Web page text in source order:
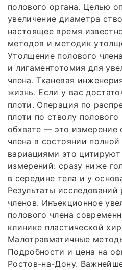
полового органа. Целью
увеличение диаметра
настоящее время
методов и методик
Утолщение полового
и лигаментотомия для
члена. Тканевая
жизнь. Если у вас
плоти. Операция по
плоти по стволу
обхвате — это измерение
члена в состоянии
вариациями это
измерений: сразу ниже
в середине тела и у
Результаты
членов. Инъекционное
полового члена
клинике пластической
Малотравматичные
Подробности и цена на
Ростов-на-Дону.